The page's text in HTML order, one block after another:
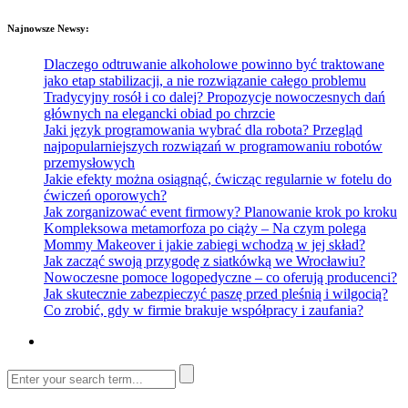
Najnowsze Newsy:
Dlaczego odtruwanie alkoholowe powinno być traktowane
jako etap stabilizacji, a nie rozwiązanie całego problemu
Tradycyjny rosół i co dalej? Propozycje nowoczesnych dań
głównych na elegancki obiad po chrzcie
Jaki język programowania wybrać dla robota? Przegląd
najpopularniejszych rozwiązań w programowaniu robotów
przemysłowych
Jakie efekty można osiągnąć, ćwicząc regularnie w fotelu do
ćwiczeń oporowych?
Jak zorganizować event firmowy? Planowanie krok po kroku
Kompleksowa metamorfoza po ciąży – Na czym polega
Mommy Makeover i jakie zabiegi wchodzą w jej skład?
Jak zacząć swoją przygodę z siatkówką we Wrocławiu?
Nowoczesne pomoce logopedyczne – co oferują producenci?
Jak skutecznie zabezpieczyć paszę przed pleśnią i wilgocią?
Co zrobić, gdy w firmie brakuje współpracy i zaufania?